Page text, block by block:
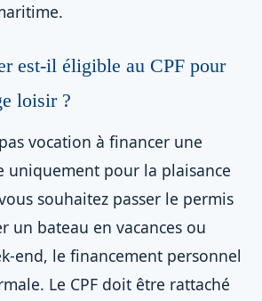
est-il éligible au CPF pour
loisir ?
pas vocation à financer une
uniquement pour la plaisance
souhaitez passer le permis
un bateau en vacances ou
end, le financement personnel
Le CPF doit être rattaché